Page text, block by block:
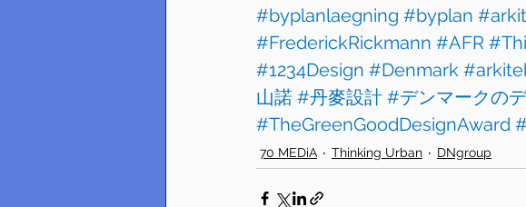
#byplanlaegning #byplan
#FrederickRickmann #AFR
#1234Design #Denmark
山諾 #丹麥設計 #デンマークの
#TheGreenGoodDesignAward
70 MEDiA Thinking Urban DNgroup